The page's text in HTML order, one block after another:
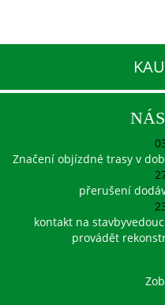
Značení objízdné trasy v
přerušení
kontakt na
provádět